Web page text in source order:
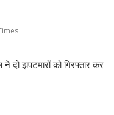
दो झपटमारों को गिरफ्तार कर